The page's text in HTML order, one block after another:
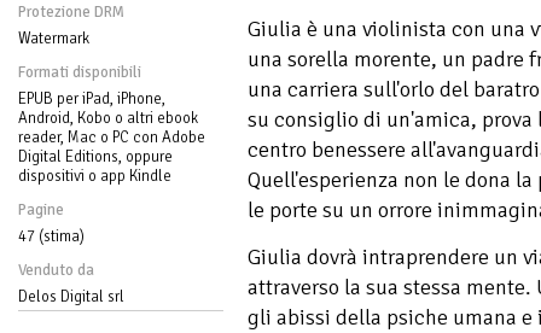
Protezione DRM
Watermark
Formati disponibili
EPUB per iPad, iPhone,
Android, Kobo o altri ebook
reader, Mac o PC con Adobe
Digital Editions, oppure
dispositivi o app Kindle
Pagine
47 (stima)
Venduto da
Delos Digital srl
Giulia è una violinista con una
una sorella morente, un padre
una carriera sull'orlo del
su consiglio di un'amica,
centro benessere
Quell'esperienza non le dona
le porte su un orrore
Giulia dovrà intraprendere un
attraverso la sua stessa
gli abissi della psiche umana